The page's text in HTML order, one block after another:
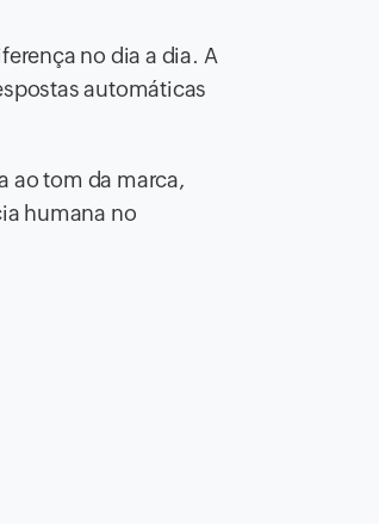
no dia a dia. A
automáticas
ao tom da marca,
humana no